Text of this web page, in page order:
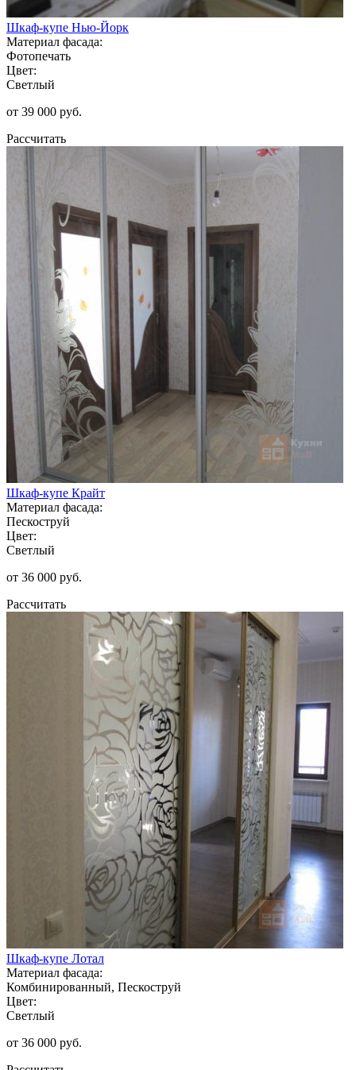
Шкаф-купе Нью-Йорк
Материал фасада:
Фотопечать
Цвет:
Светлый
от 39 000 руб.
Рассчитать
Шкаф-купе Крайт
Материал фасада:
Пескоструй
Цвет:
Светлый
от 36 000 руб.
Рассчитать
Шкаф-купе Лотал
Материал фасада:
Комбинированный, Пескоструй
Цвет:
Светлый
от 36 000 руб.